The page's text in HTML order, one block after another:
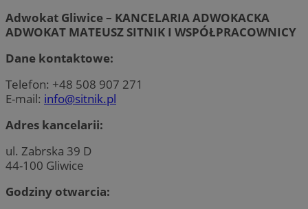
Adwokat Gliwice – KANCELARIA ADWOKACKA
ADWOKAT MATEUSZ SITNIK I WSPÓŁPRACOWNICY
Dane kontaktowe:
Telefon: +48 508 907 271
E-mail: info@sitnik.pl
Adres kancelarii:
ul. Zabrska 39 D
44-100 Gliwice
Godziny otwarcia: